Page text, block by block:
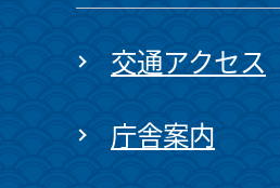
交通アクセス
庁舎案内